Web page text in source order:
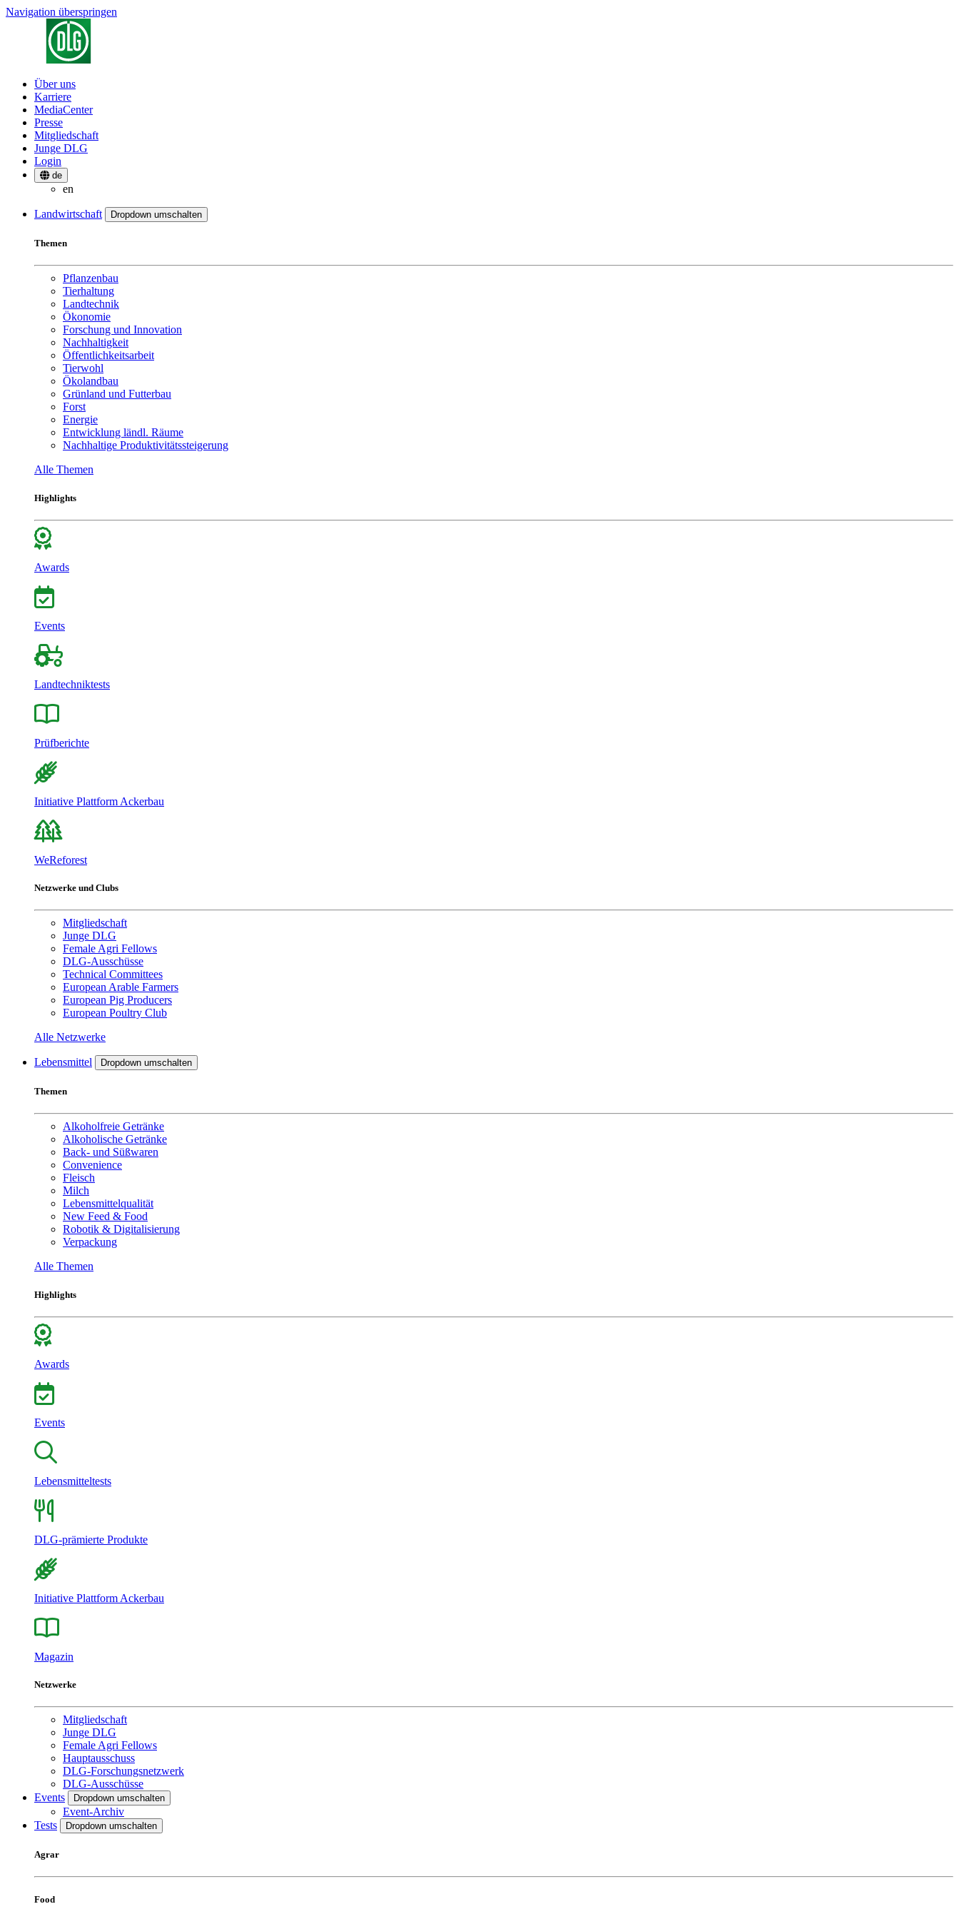
Navigation überspringen
Über uns
Karriere
MediaCenter
Presse
Mitgliedschaft
Junge DLG
Login
de
en
Landwirtschaft Dropdown umschalten
Themen
Pflanzenbau
Tierhaltung
Landtechnik
Ökonomie
Forschung und Innovation
Nachhaltigkeit
Öffentlichkeitsarbeit
Tierwohl
Ökolandbau
Grünland und Futterbau
Forst
Energie
Entwicklung ländl. Räume
Nachhaltige Produktivitätssteigerung
Alle Themen
Highlights
Awards
Events
Landtechniktests
Prüfberichte
Initiative Plattform Ackerbau
WeReforest
Netzwerke und Clubs
Mitgliedschaft
Junge DLG
Female Agri Fellows
DLG-Ausschüsse
Technical Committees
European Arable Farmers
European Pig Producers
European Poultry Club
Alle Netzwerke
Lebensmittel Dropdown umschalten
Themen
Alkoholfreie Getränke
Alkoholische Getränke
Back- und Süßwaren
Convenience
Fleisch
Milch
Lebensmittelqualität
New Feed & Food
Robotik & Digitalisierung
Verpackung
Alle Themen
Highlights
Awards
Events
Lebensmitteltests
DLG-prämierte Produkte
Initiative Plattform Ackerbau
Magazin
Netzwerke
Mitgliedschaft
Junge DLG
Female Agri Fellows
Hauptausschuss
DLG-Forschungsnetzwerk
DLG-Ausschüsse
Events
Dropdown umschalten
Event-Archiv
Tests
Dropdown umschalten
Agrar
Food